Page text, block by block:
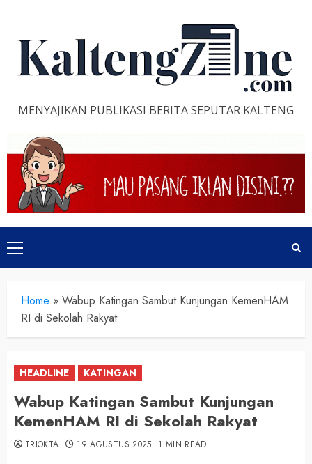
content
MENYAJIKAN PUBLIKASI BERITA SEPUTAR KALTENG
Primary
Menu
Home » Wabup Katingan Sambut Kunjungan KemenHAM
RI di Sekolah Rakyat
HEADLINE KATINGAN
Wabup Katingan Sambut Kunjungan
KemenHAM RI di Sekolah Rakyat
TRIOKTA 19 AGUSTUS 2025 1 MIN READ